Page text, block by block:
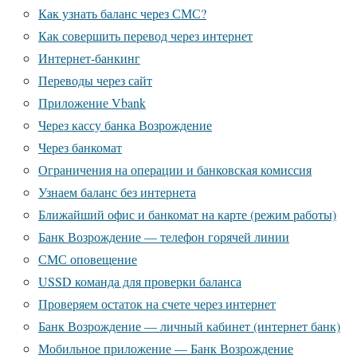
Как узнать баланс через СМС?
Как совершить перевод через интернет
Интернет-банкинг
Переводы через сайт
Приложение Vbank
Через кассу банка Возрождение
Через банкомат
Ограничения на операции и банковская комиссия
Узнаем баланс без интернета
Ближайший офис и банкомат на карте (режим работы)
Банк Возрождение — телефон горячей линии
СМС оповещение
USSD команда для проверки баланса
Проверяем остаток на счете через интернет
Банк Возрождение — личный кабинет (интернет банк)
Мобильное приложение — Банк Возрождение